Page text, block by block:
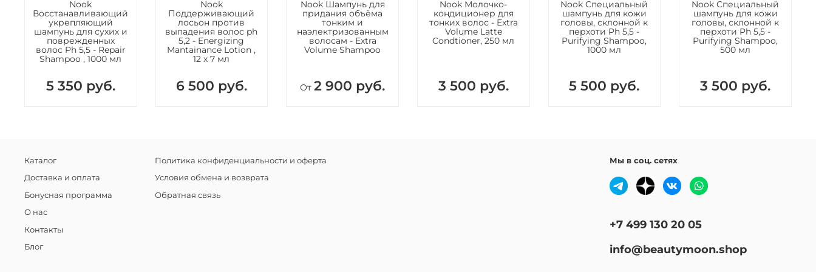
Sodium Benzoate, Ethylhexylglycerin, Benzyl Alcohol,
Phenoxyethanol, Parfum (Fragrance), Coumarin.
Nook
Восстанавливающий
укрепляющий
шампунь для сухих и
поврежденных
волос Ph 5,5 - Repair
Shampoo , 1000 мл
5 350 руб.
Nook
Поддерживающий
лосьон против
выпадения волос ph
5,2 - Energizing
Mantainance Lotion ,
12 х 7 мл
6 500 руб.
Nook Шампунь для
придания объёма
тонким и
наэлектризованным
волосам - Extra
Volume Shampoo
От 2 900 руб.
Nook Молочко-
кондиционер для
тонких волос - Extra
Volume Latte
Condtioner, 250 мл
3 500 руб.
Nook Специальный
шампунь для кожи
головы, склонной к
перхоти Ph 5,5 -
Purifying Shampoo,
1000 мл
5 500 руб.
Nook Специальный
шампунь для кожи
головы, склонной к
перхоти Ph 5,5 -
Purifying Shampoo,
500 мл
3 500 руб.
Каталог
Доставка и оплата
Бонусная программа
О нас
Контакты
Блог
Политика конфиденциальности и оферта
Условия обмена и возврата
Обратная связь
Мы в соц. сетях
+7 499 130 20 05
info@beautymoon.shop